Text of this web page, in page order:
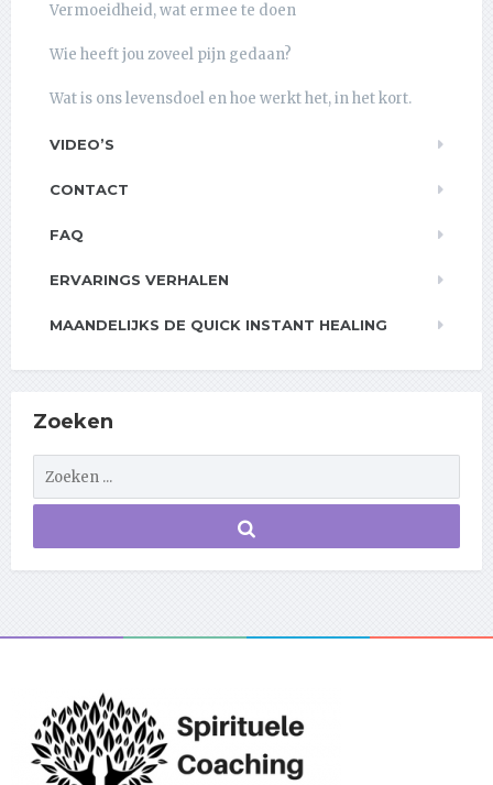
Vermoeidheid, wat ermee te doen
Wie heeft jou zoveel pijn gedaan?
Wat is ons levensdoel en hoe werkt het, in het kort.
VIDEO’S
CONTACT
FAQ
ERVARINGS VERHALEN
MAANDELIJKS DE QUICK INSTANT HEALING
Zoeken